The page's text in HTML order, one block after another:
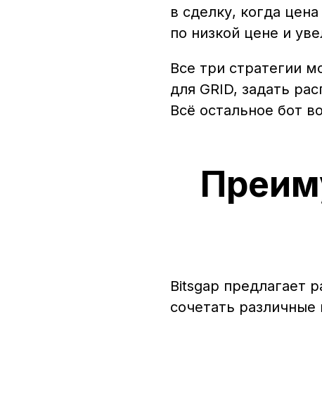
в сделку, когда
по низкой цене и
Все три стратегии
для GRID, задать
Всё остальное бот
Bitsgap предлагает
сочетать